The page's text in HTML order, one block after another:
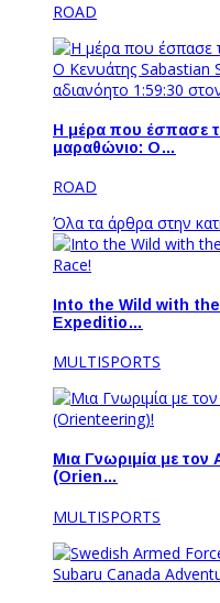
ROAD
Η μέρα που έσπασε
μαραθώνιο: Ο…
ROAD
Όλα τα άρθρα στην
Into the Wild with the
Expeditio…
MULTISPORTS
Μια Γνωριμία με τον
(Orien…
MULTISPORTS